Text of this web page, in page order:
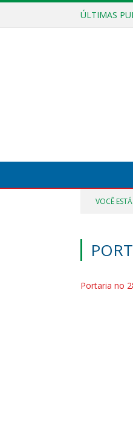
ÚLTIMAS
VOCÊ
Portaria no